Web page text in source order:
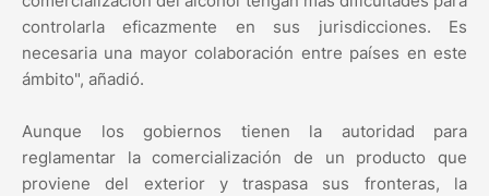
controlarla eficazmente en sus jurisdicciones. Es
necesaria una mayor colaboración entre países en este
ámbito", añadió.
Aunque los gobiernos tienen la autoridad para
reglamentar la comercialización de un producto que
proviene del exterior y traspasa sus fronteras, la